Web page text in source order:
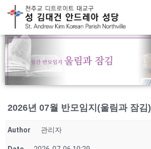
2026년 07월 반모임지(울림과 잠김)
Author 관리자